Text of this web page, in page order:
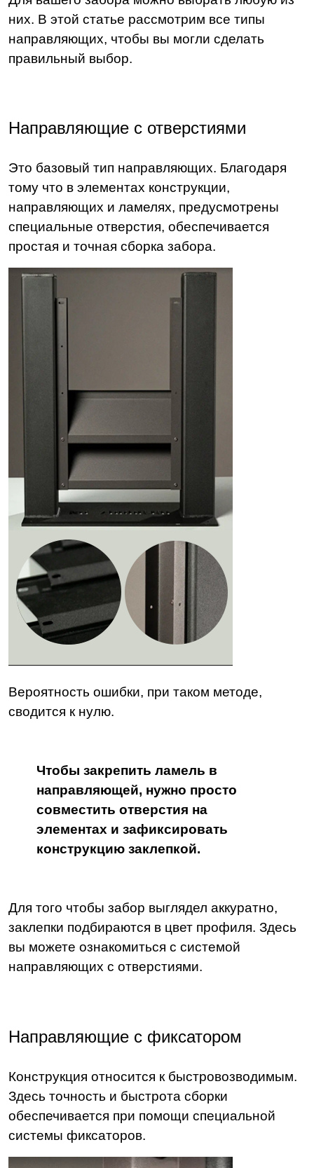
них. В этой статье рассмотрим все типы
направляющих, чтобы вы могли сделать
правильный выбор.
Направляющие с отверстиями
Это базовый тип направляющих. Благодаря
тому что в элементах конструкции,
направляющих и ламелях, предусмотрены
специальные отверстия, обеспечивается
простая и точная сборка забора.
Вероятность ошибки, при таком методе,
сводится к нулю.
Чтобы закрепить ламель в
направляющей, нужно просто
совместить отверстия на
элементах и зафиксировать
конструкцию заклепкой.
Для того чтобы забор выглядел аккуратно,
заклепки подбираются в цвет профиля. Здесь
вы можете ознакомиться с системой
направляющих с отверстиями.
Направляющие с фиксатором
Конструкция относится к быстровозводимым.
Здесь точность и быстрота сборки
обеспечивается при помощи специальной
системы фиксаторов.